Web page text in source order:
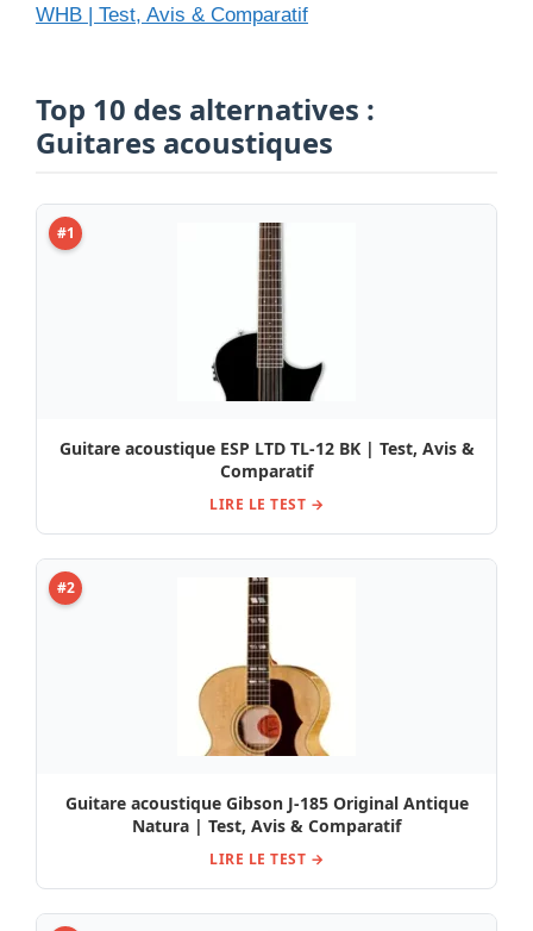
WHB | Test, Avis & Comparatif
Top 10 des alternatives :
Guitares acoustiques
#1
Guitare acoustique ESP LTD TL-12 BK | Test, Avis &
Comparatif
LIRE LE TEST →
#2
Guitare acoustique Gibson J-185 Original Antique
Natura | Test, Avis & Comparatif
LIRE LE TEST →